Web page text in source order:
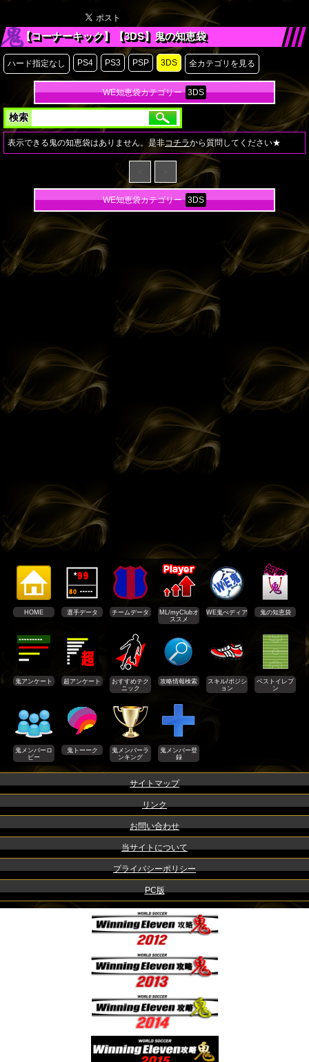
【コーナーキック】【3DS】鬼の知恵袋
ハード指定なし PS4 PS3 PSP 3DS 全カテゴリを見る
WE知恵袋カテゴリー 3DS
検索
表示できる鬼の知恵袋はありません。是非コチラから質問してください★
WE知恵袋カテゴリー 3DS
HOME 選手データ チームデータ
ML/myClubオ
ススメ
WE鬼ぺディア 鬼の知恵袋
鬼アンケート 超アンケート
おすすめテク
ニック
攻略情報検索
スキル/ポジシ
ョン
ベストイレブ
ン
鬼メンバーロ
ビー
鬼トーーク
鬼メンバーラ
ンキング
鬼メンバー登
録
サイトマップ
リンク
お問い合わせ
当サイトについて
プライバシーポリシー
PC版